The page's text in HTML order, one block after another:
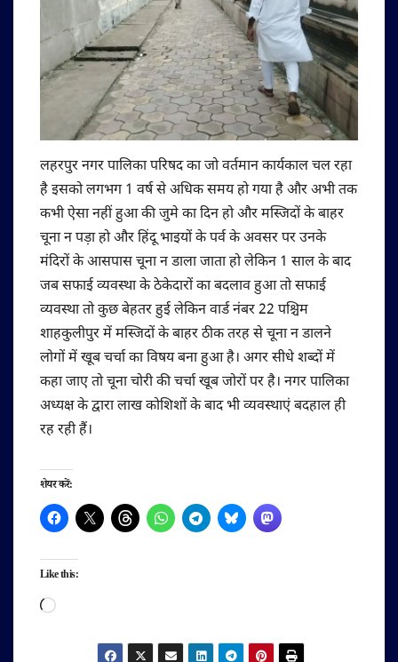
लहरपुर नगर पालिका परिषद का जो वर्तमान कार्यकाल चल रहा
है इसको लगभग 1 वर्ष से अधिक समय हो गया है और अभी तक
कभी ऐसा नहीं हुआ की जुमे का दिन हो और मस्जिदों के बाहर
चूना न पड़ा हो और हिंदू भाइयों के पर्व के अवसर पर उनके
मंदिरों के आसपास चूना न डाला जाता हो लेकिन 1 साल के बाद
जब सफाई व्यवस्था के ठेकेदारों का बदलाव हुआ तो सफाई
व्यवस्था तो कुछ बेहतर हुई लेकिन वार्ड नंबर 22 पश्चिम
शाहकुलीपुर में मस्जिदों के बाहर ठीक तरह से चूना न डालने
लोगों में खूब चर्चा का विषय बना हुआ है। अगर सीधे शब्दों में
कहा जाए तो चूना चोरी की चर्चा खूब जोरों पर है। नगर पालिका
अध्यक्ष के द्वारा लाख कोशिशों के बाद भी व्यवस्थाएं बदहाल ही
रह रही हैं।
शेयर करें:
Like this:
Loading…